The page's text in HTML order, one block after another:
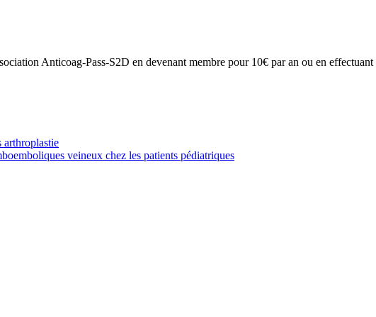
Anticoag-Pass-S2D en devenant membre pour 10€ par an ou en
arthroplastie
veineux chez les patients pédiatriques